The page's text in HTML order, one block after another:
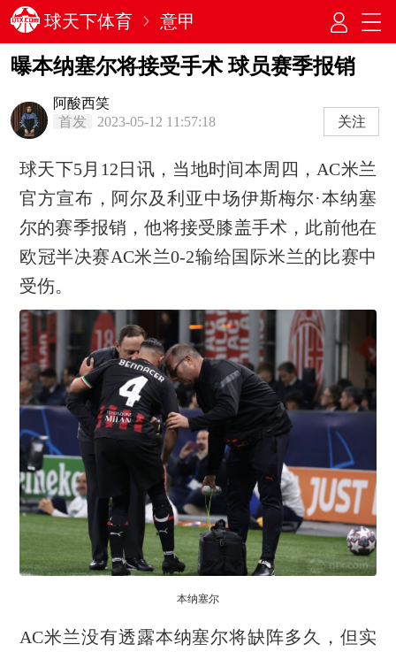
球天下体育 意甲
曝本纳塞尔将接受手术 球员赛季报销
阿酸西笑
首发
2023-05-12 11:57:18 关注
球天下5月12日讯，当地时间本周四，AC米兰
官方宣布，阿尔及利亚中场伊斯梅尔·本纳塞
尔的赛季报销，他将接受膝盖手术，此前他在
欧冠半决赛AC米兰0-2输给国际米兰的比赛中
受伤。
本纳塞尔
AC米兰没有透露本纳塞尔将缺阵多久，但实